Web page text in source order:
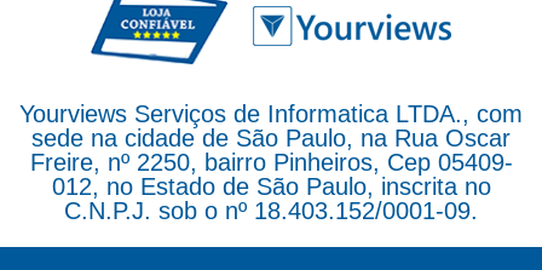
Yourviews Serviços de Informatica LTDA., com
sede na cidade de São Paulo, na Rua Oscar
Freire, nº 2250, bairro Pinheiros, Cep 05409-
012, no Estado de São Paulo, inscrita no
C.N.P.J. sob o nº 18.403.152/0001-09.